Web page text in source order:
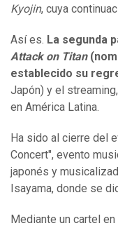
Kyojin, cuya
Así es. La segunda
Attack on Titan
establecido su
Japón) y el
en América Latina.
Ha sido al cierre del
Concert", evento
japonés y
Isayama, donde se
Mediante un cartel